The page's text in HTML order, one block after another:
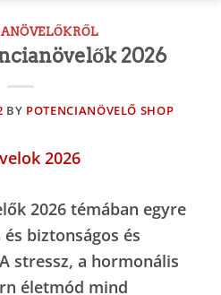
2026
BY POTENCIANÖVELŐ SHOP
2026 témában egyre
biztonságos és
stressz, a hormonális
életmód mind